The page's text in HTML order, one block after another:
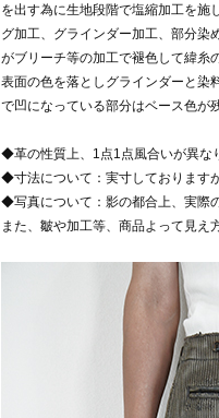
を出す為に生地段階で塩縮加工を施
グ加工、グラインダー加工、部分染
がブリーチ等の加工で褪色して緯糸
表面の色を落としグラインダーと染
で凹になっている部分はベース色が
◆革の性質上、1点1点風合いが異な
◆寸法について：実寸しております
◆写真について：影の都合上、実際
また、皺や加工等、商品よって見え